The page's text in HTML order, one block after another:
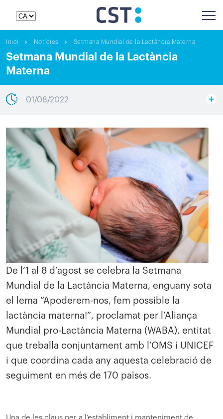
Inici Notícies Setmana Mundial de la Lactància Materna
Setmana Mundial de la Lactància
Materna
01/08/2022
De l’1 al 8 d’agost se celebra la Setmana
Mundial de la Lactància Materna, enguany sota
el lema “Apoderem-nos, fem possible la
lactància materna!”, proclamat per l’Aliança
Mundial pro-Lactància Materna (WABA), entitat
que treballa conjuntament amb l’OMS i UNICEF
i que coordina cada any aquesta celebració de
seguiment en més de 170 països.